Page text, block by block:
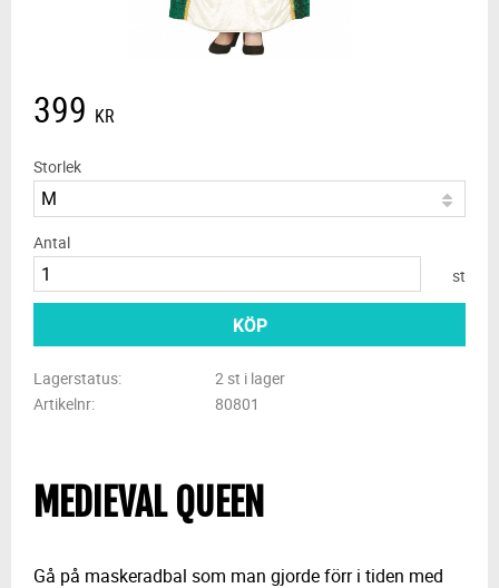
399 KR
Storlek
Antal
st
KÖP
Lagerstatus
2 st i lager
Artikelnr
80801
MEDIEVAL QUEEN
Gå på maskeradbal som man gjorde förr i tiden med